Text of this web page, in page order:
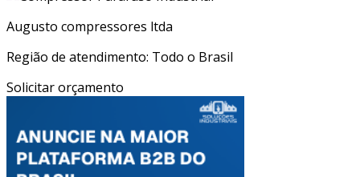
Augusto compressores ltda
Região de atendimento: Todo o Brasil
Solicitar orçamento